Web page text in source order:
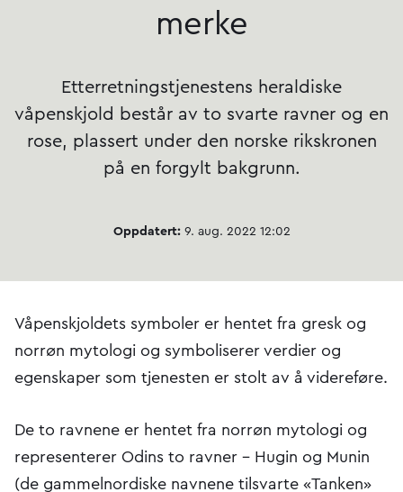
merke
Etterretningstjenestens heraldiske
våpenskjold består av to svarte ravner og en
rose, plassert under den norske rikskronen
på en forgylt bakgrunn.
Oppdatert:9. aug. 2022 12:02
Våpenskjoldets symboler er hentet fra gresk og
norrøn mytologi og symboliserer verdier og
egenskaper som tjenesten er stolt av å videreføre.
De to ravnene er hentet fra norrøn mytologi og
representerer Odins to ravner – Hugin og Munin
(de gammelnordiske navnene tilsvarte «Tanken»